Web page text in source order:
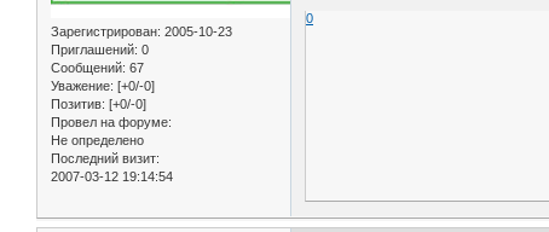
Зарегистрирован: 2005-10-23
Приглашений: 0
Сообщений: 67
Уважение: [+0/-0]
Позитив: [+0/-0]
Провел на форуме:
Не определено
Последний визит:
2007-03-12 19:14:54
0